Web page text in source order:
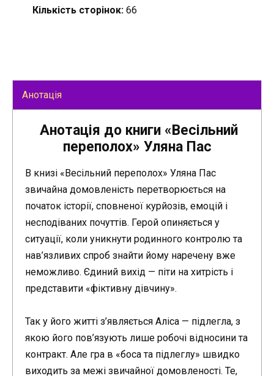
Кількість сторінок:66
Анотація
Анотація до книги «Весільний
переполох» Уляна Пас
В книзі «Весільний переполох» Уляна Пас
звичайна домовленість перетворюється на
початок історії, сповненої курйозів, емоцій і
несподіваних почуттів. Герой опиняється у
ситуації, коли уникнути родинного контролю та
нав’язливих спроб знайти йому наречену вже
неможливо. Єдиний вихід — піти на хитрість і
представити «фіктивну дівчину».
Так у його житті з’являється Аліса — підлегла, з
якою його пов’язують лише робочі відносини та
контракт. Але гра в «боса та підлеглу» швидко
виходить за межі звичайної домовленості. Те,